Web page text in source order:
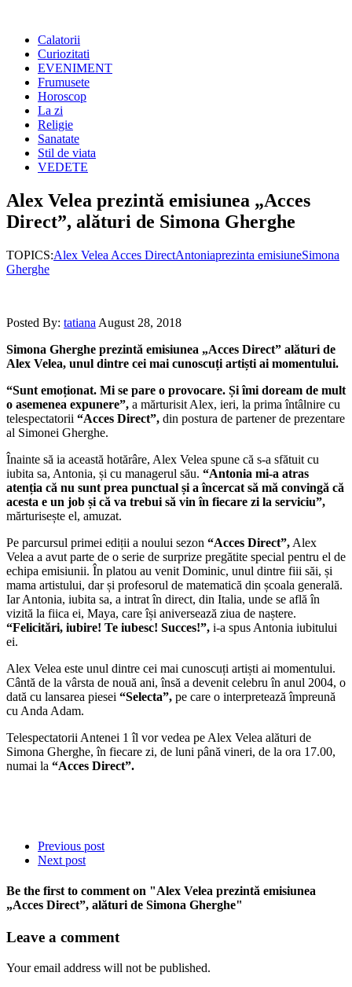
Calatorii
Curiozitati
EVENIMENT
Frumusete
Horoscop
La zi
Religie
Sanatate
Stil de viata
VEDETE
Alex Velea prezintă emisiunea „Acces
Direct”, alături de Simona Gherghe
TOPICS:Alex Velea Acces DirectAntoniaprezinta emisiuneSimona
Gherghe
Posted By: tatiana August 28, 2018
Simona Gherghe prezintă emisiunea „Acces Direct” alături de
Alex Velea, unul dintre cei mai cunoscuți artiști ai momentului.
“Sunt emoționat. Mi se pare o provocare. Și îmi doream de mult
o asemenea expunere”, a mărturisit Alex, ieri, la prima întâlnire cu
telespectatorii “Acces Direct”, din postura de partener de prezentare
al Simonei Gherghe.
Înainte să ia această hotărâre, Alex Velea spune că s-a sfătuit cu
iubita sa, Antonia, și cu managerul său. “Antonia mi-a atras
atenția că nu sunt prea punctual și a încercat să mă convingă că
acesta e un job și că va trebui să vin în fiecare zi la serviciu”,
mărturisește el, amuzat.
Pe parcursul primei ediții a noului sezon “Acces Direct”, Alex
Velea a avut parte de o serie de surprize pregătite special pentru el de
echipa emisiunii. În platou au venit Dominic, unul dintre fiii săi, și
mama artistului, dar și profesorul de matematică din școala generală.
Iar Antonia, iubita sa, a intrat în direct, din Italia, unde se află în
vizită la fiica ei, Maya, care își aniversează ziua de naștere.
“Felicitări, iubire! Te iubesc! Succes!”, i-a spus Antonia iubitului
ei.
Alex Velea este unul dintre cei mai cunoscuți artiști ai momentului.
Cântă de la vârsta de nouă ani, însă a devenit celebru în anul 2004, o
dată cu lansarea piesei “Selecta”, pe care o interpretează împreună
cu Anda Adam.
Telespectatorii Antenei 1 îl vor vedea pe Alex Velea alături de
Simona Gherghe, în fiecare zi, de luni până vineri, de la ora 17.00,
numai la “Acces Direct”.
Previous post
Next post
Be the first to comment on "Alex Velea prezintă emisiunea
„Acces Direct”, alături de Simona Gherghe"
Leave a comment
Your email address will not be published.